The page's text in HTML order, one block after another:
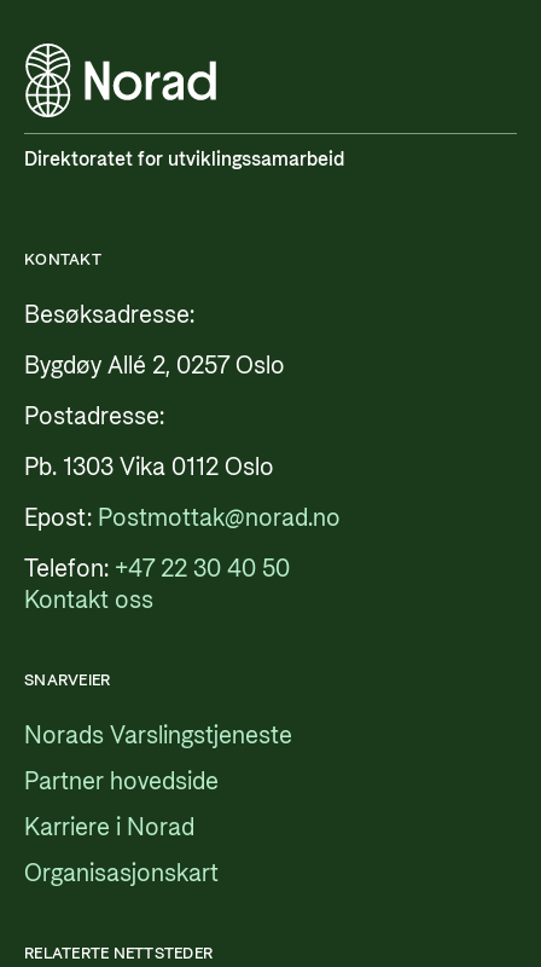
Direktoratet for utviklingssamarbeid
KONTAKT
Besøksadresse:
Bygdøy Allé 2, 0257 Oslo
Postadresse:
Pb. 1303 Vika 0112 Oslo
Epost: Postmottak@norad.no
Telefon: +47 22 30 40 50
Kontakt oss
SNARVEIER
Norads Varslingstjeneste
Partner hovedside
Karriere i Norad
Organisasjonskart
RELATERTE NETTSTEDER